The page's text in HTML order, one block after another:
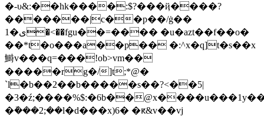
�-υ&:��hk����:$?���ҋ����?
�������|c��p��/ġ��
1�ى�<��fgu��=���� �u�azt��f��o�
��*t�o���a��p�� �:^x�q]t�s��x
鰣v���q=���!ob>vm��
�����rg�/]t;*@�
`l�b��2��b�����s��?<��5|
�ܽ���2;��l�d���x)6� �ԟ&v��vj